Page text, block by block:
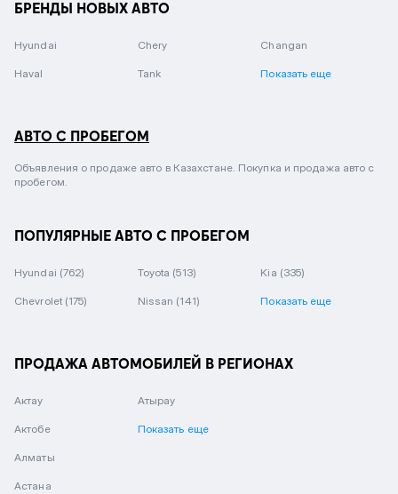
БРЕНДЫ НОВЫХ АВТО
Hyundai Chery Changan
Haval Tank Показать еще
АВТО С ПРОБЕГОМ
Объявления о продаже авто в Казахстане. Покупка и продажа авто с
пробегом.
ПОПУЛЯРНЫЕ АВТО С ПРОБЕГОМ
Hyundai (762) Toyota (513) Kia (335)
Chevrolet (175) Nissan (141) Показать еще
ПРОДАЖА АВТОМОБИЛЕЙ В РЕГИОНАХ
Актау
Актобе
Алматы
Астана
Атырау
Показать еще